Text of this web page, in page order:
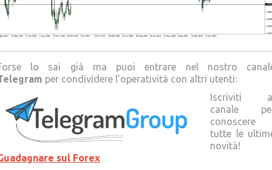
lo sai già ma puoi entrare nel nostro
per condividere l’operatività con altri utenti:
Iscriviti
canale
conoscere
tutte le
novità!
sul Forex